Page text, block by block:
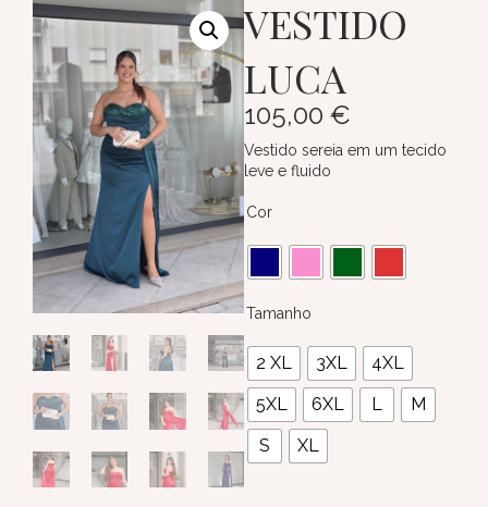
VESTIDO
LUCA
105,00 €
Vestido sereia em um tecido
leve e fluido
Cor
Tamanho
2 XL 3XL
4XL
5XL
6XL L
M
S
XL